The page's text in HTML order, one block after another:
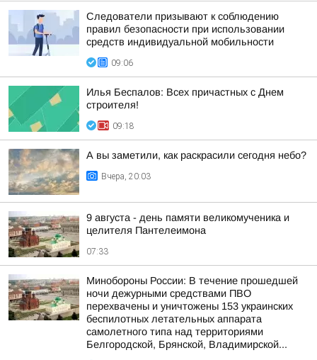
Следователи призывают к соблюдению
правил безопасности при использовании
средств индивидуальной мобильности
09:06
Илья Беспалов: Всех причастных с Днем
строителя!
09:18
А вы заметили, как раскрасили сегодня небо?
Вчера, 20:03
9 августа - день памяти великомученика и
целителя Пантелеимона
07:33
Минобороны России: В течение прошедшей
ночи дежурными средствами ПВО
перехвачены и уничтожены 153 украинских
беспилотных летательных аппарата
самолетного типа над территориями
Белгородской, Брянской, Владимирской...